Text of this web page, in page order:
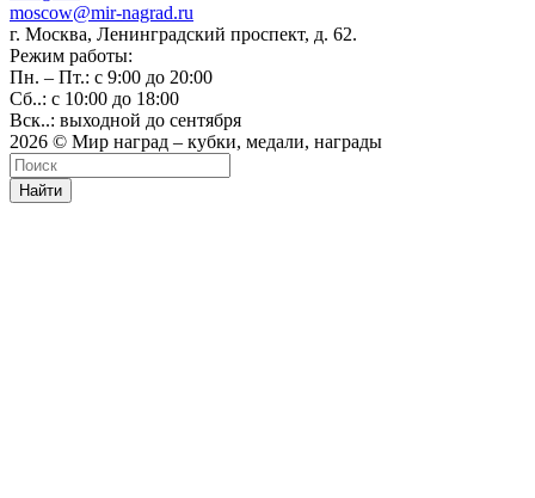
moscow@mir-nagrad.ru
г. Москва, Ленинградский проспект, д. 62.
Режим работы:
Пн. – Пт.: с 9:00 до 20:00
Сб..: с 10:00 до 18:00
Вск..: выходной до сентября
2026 © Мир наград – кубки, медали, награды
Найти